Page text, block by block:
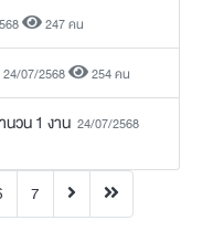
247 คน
24/07/2568 254 คน
วน 1 งาน 24/07/2568
7